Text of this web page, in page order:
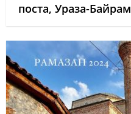
поста, Ураза-Байрам